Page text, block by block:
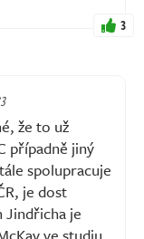
3
že to už
případně jiný
spolupracuje
je dost
Jindřicha je